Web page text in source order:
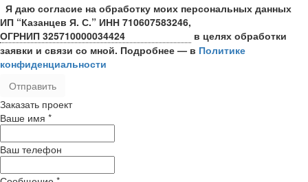
Я даю согласие на обработку моих персональных данных
ИП “Казанцев Я. С.” ИНН 710607583246,
ОГРНИП 325710000034424
в целях обработки
заявки и связи со мной. Подробнее — в Политике
конфиденциальности
Заказать проект
Ваше имя *
Ваш телефон